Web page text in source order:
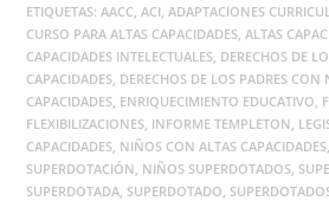
ETIQUETAS:AACC ACI ADAPTACIONES
CURSO PARA ALTAS CAPACIDADES ALTAS
CAPACIDADES INTELECTUALES DERECHOS DE
CAPACIDADES DERECHOS DE LOS PADRES CON
CAPACIDADES ENRIQUECIMIENTO EDUCATIVO
FLEXIBILIZACIONES INFORME TEMPLETON
CAPACIDADES NIÑOS CON ALTAS CAPACIDADES
SUPERDOTACIÓN NIÑOS SUPERDOTADOS
SUPERDOTADA SUPERDOTADO